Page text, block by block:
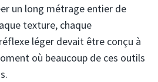
un long métrage entier de
texture, chaque
léger devait être conçu à
où beaucoup de ces outils